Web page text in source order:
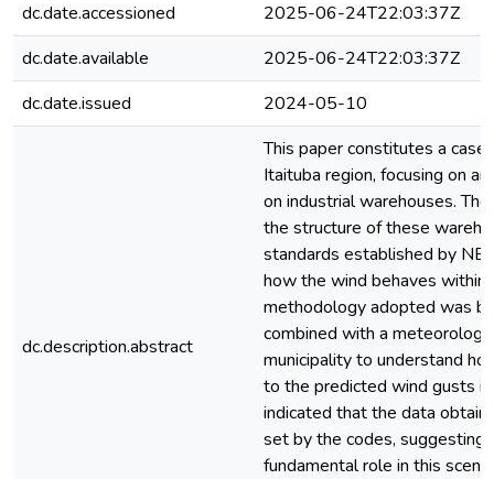
dc.date.accessioned
2025-06-24T22:03:37Z
dc.date.available
2025-06-24T22:03:37Z
dc.date.issued
2024-05-10
dc.description.abstract
This paper constitutes a
Itaituba region, focusing on
on industrial warehouses.
the structure of these
standards established by
how the wind behaves within
methodology adopted was
combined with a
municipality to understand
to the predicted wind gusts
indicated that the data
set by the codes, suggesting
fundamental role in this